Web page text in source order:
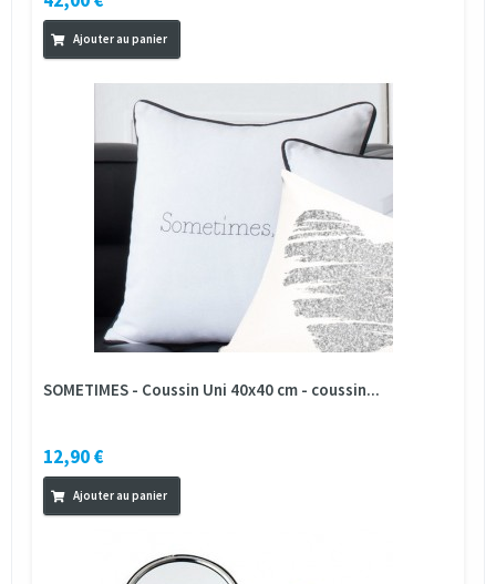
Ajouter au panier
SOMETIMES - Coussin Uni 40x40 cm - coussin...
12,90 €
Ajouter au panier